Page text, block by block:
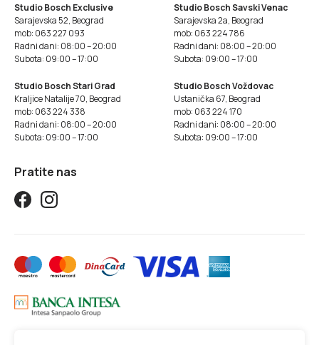
Studio Bosch Exclusive
Sarajevska 52, Beograd
mob: 063 227 093
Radni dani: 08:00 – 20:00
Subota: 09:00 – 17:00
Studio Bosch Savski Venac
Sarajevska 2a, Beograd
mob: 063 224 786
Radni dani: 08:00 – 20:00
Subota: 09:00 – 17:00
Studio Bosch Stari Grad
Kraljice Natalije 70, Beograd
mob: 063 224 338
Radni dani: 08:00 – 20:00
Subota: 09:00 – 17:00
Studio Bosch Voždovac
Ustanička 67, Beograd
mob: 063 224 170
Radni dani: 08:00 – 20:00
Subota: 09:00 – 17:00
Pratite nas